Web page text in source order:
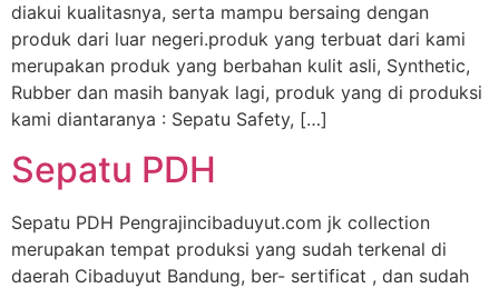
diakui kualitasnya, serta mampu bersaing dengan
produk dari luar negeri.produk yang terbuat dari kami
merupakan produk yang berbahan kulit asli, Synthetic,
Rubber dan masih banyak lagi, produk yang di produksi
kami diantaranya : Sepatu Safety, […]
Sepatu PDH
Sepatu PDH Pengrajincibaduyut.com jk collection
merupakan tempat produksi yang sudah terkenal di
daerah Cibaduyut Bandung, ber- sertificat , dan sudah